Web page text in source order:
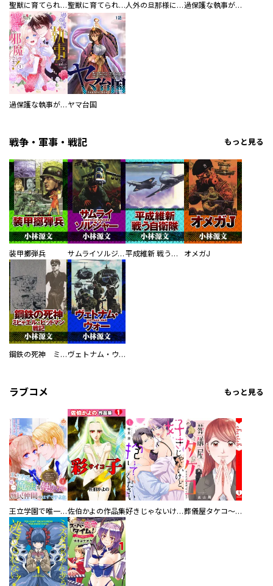
聖獣に育てられた少年の異世界ゆるり放浪記～神様からもらったチート魔法で、仲間たちとスローライフを満喫中～ 聖獣に育てられた少年の異世界ゆるり放浪記～神様からもらったチート魔法で、仲間たちとスローライフを満喫中～【分冊版】 人外の旦那様に娶られ毎晩ナカまで愛される…。アンソロジー 過保護な執事が私の婚活を邪魔してきます！ 分冊版
過保護な執事が私の婚活を邪魔してきます！ ヤマ台国
戦争・軍事・戦記 もっと見る
装甲擲弾兵 サムライソルジャー SAMURAI SOLDIER 平成維新 戦う自衛隊 オメガJ
鋼鉄の死神 ミヒャエル・ビットマン戦記 ヴェトナム・ウォー VIETNAM WAR
ラブコメ もっと見る
王立学園で唯一魔法が使えない庶民仲間のはずですよね～実は王子様で私を溺愛しているなんて告白はやめてください～佐伯かよの作品集 好きじゃないけど、抱いてください【電子単行本版／特典おまけ付き】 葬儀屋タケコ～あなたの最期、叶えます【電子単行本版】